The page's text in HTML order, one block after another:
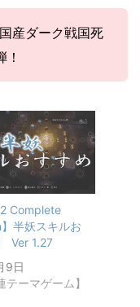
産ダーク戦国死
2 Complete
半妖スキルお
Ver 1.27
9日
テーマゲーム】